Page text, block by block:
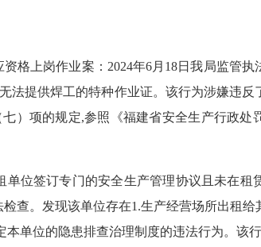
资格上岗作业案 ： 2024年6月 18日我局监管执
法提供焊工的特种作业证。该行为涉嫌违
）项的规定,参照《福建省安全生产行政处
位签订专门的安全生产管理协议且未在租
查。发现该单位存在1.生产经营场所出租
单位的隐患排查治理制度的违法行为。该